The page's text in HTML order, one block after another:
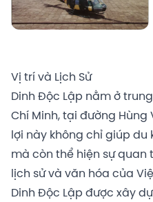
Vị trí và Lịch Sử
Dinh Độc Lập nằm ở
Chí Minh, tại đường Hùng
lợi này không chỉ giúp
mà còn thể hiện sự
lịch sử và văn hóa của
Dinh Độc Lập được xây